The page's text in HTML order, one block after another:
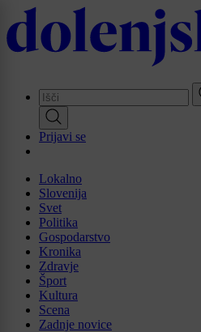
Skip
to
main
Prijavi se
Lokalno
Slovenija
Svet
Politika
Gospodarstvo
Kronika
Zdravje
Šport
Kultura
Scena
Zadnje novice